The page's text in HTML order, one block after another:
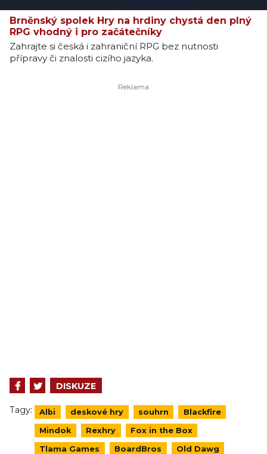
Brněnský spolek Hry na hrdiny chystá den plný
RPG vhodný i pro začátečníky
Zahrajte si česká i zahraniční RPG bez nutnosti
přípravy či znalosti cizího jazyka.
DISKUZE
Tagy: Albi deskové hry souhrn Blackfire
Mindok Rexhry Fox in the Box
Tlama Games BoardBros Old Dawg